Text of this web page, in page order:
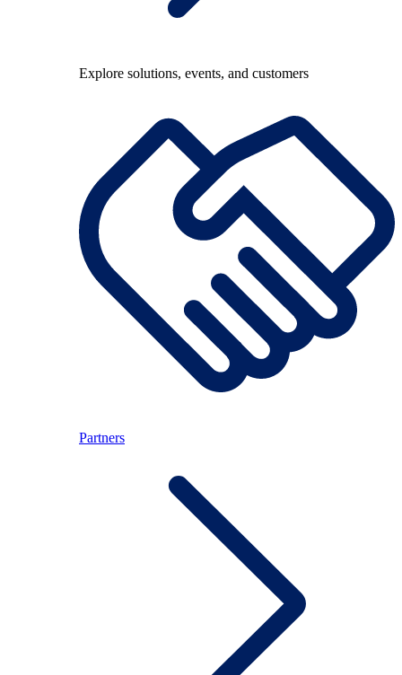
Explore solutions, events, and customers
Partners